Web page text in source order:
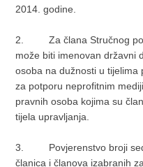
2014. godine.
2. Za člana Stručnog
može biti imenovan državni
osoba na dužnosti u tijelima
za potporu neprofitnim
pravnih osoba kojima su
tijela upravljanja.
3. Povjerenstvo broji
članica i članova izabranih